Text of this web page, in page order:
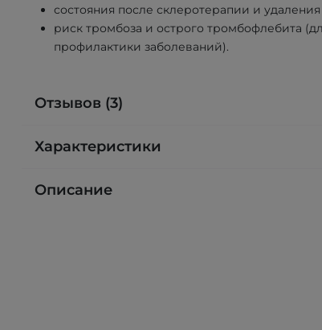
состояния после склеротерапии и удаления
риск тромбоза и острого тромбофлебита
профилактики заболеваний).
Отзывов (3)
Характеристики
Описание